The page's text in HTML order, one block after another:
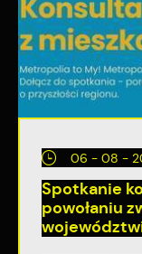
06 - 08 -
Spotkanie
powołaniu